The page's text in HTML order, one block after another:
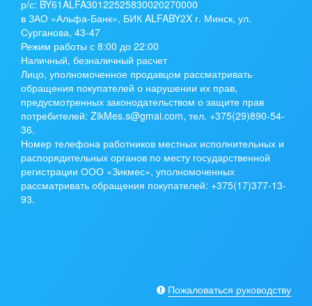
р/с: BY61ALFA30122525830020270000
в ЗАО «Альфа-Банк», БИК ALFABY2X г. Минск, ул.
Сурганова, 43-47
Режим работы с 8:00 до 22:00
Наличный, безналичный расчет
Лицо, уполномоченное продавцом рассматривать
обращения покупателей о нарушении их прав,
предусмотренных законодательством о защите прав
потребителей: ZikMes.s@gmai.com, тел. +375(29)890-54-
36.
Номер телефона работников местных исполнительных и
распорядительных органов по месту государственной
регистрации ООО «Зикмес», уполномоченных
рассматривать обращения покупателей: +375(17)377-13-
93.
Пожаловаться руководству